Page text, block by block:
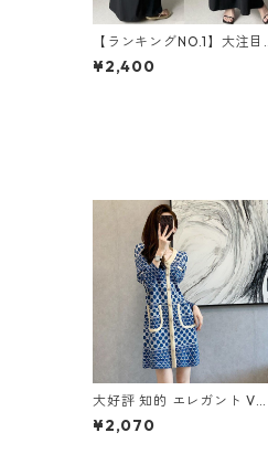
【ランキングNO.1】大注目
Vネック ノースリーブ ワン
ピース m-738
¥2,400
大好評 知的 エレガント Vネ
ック ドット柄 切り替え ニッ
トワンピース m-271
¥2,070